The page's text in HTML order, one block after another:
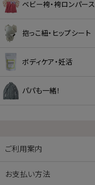
ベビー袴・袴ロンパース
抱っこ紐・ヒップシート
ボディケア・妊活
パパも一緒！
ご利用案内
お支払い方法